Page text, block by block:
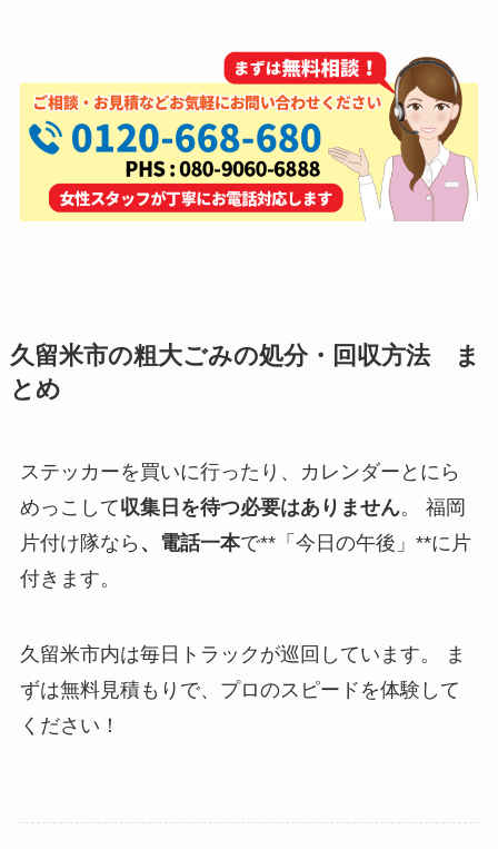
久留米市の粗大ごみの処分・回収方法 ま
とめ
ステッカーを買いに行ったり、カレンダーとにら
めっこして収集日を待つ必要はありません。 福岡
片付け隊なら 、電話一本で**「今日の午後」**に片
付きます。
久留米市内は毎日トラックが巡回しています。 ま
ずは無料見積もりで、プロのスピードを体験して
ください！